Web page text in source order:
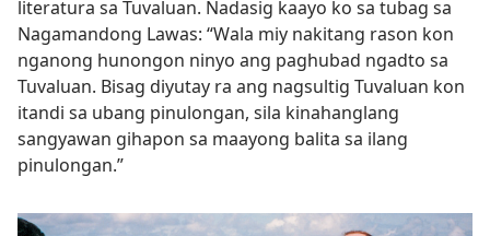
literatura sa Tuvaluan. Nadasig kaayo ko sa tubag sa
Nagamandong Lawas: “Wala miy nakitang rason kon
nganong hunongon ninyo ang paghubad ngadto sa
Tuvaluan. Bisag diyutay ra ang nagsultig Tuvaluan kon
itandi sa ubang pinulongan, sila kinahanglang
sangyawan gihapon sa maayong balita sa ilang
pinulongan.”